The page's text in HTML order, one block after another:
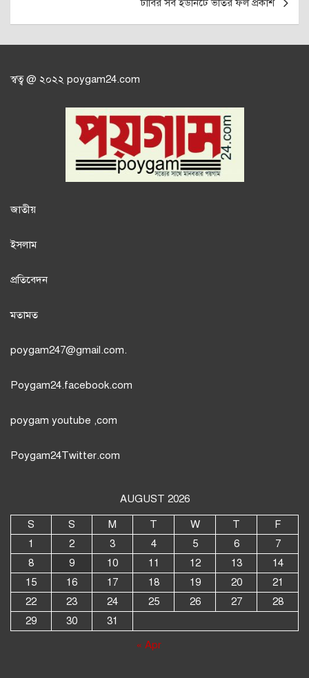
ঢাবির সব ইউনিটে ভর্তির ফল প্রকাশ
স্বত্ব @ ২০২২ poygam24.com
জাতীয়
ইসলাম
প্রতিবেদন
মতামত
poygam247@gmail.com.
Poygam24.facebook.com
poygam youtube ,com
Poygam24Twitter.com
AUGUST 2026
S S M T W T
F
1
2 3 4 5 6
7
8
9 10 11 12 13
14
15
16 17 18 19 20
21
22
23 24 25 26 27
28
29
30
31
« Apr